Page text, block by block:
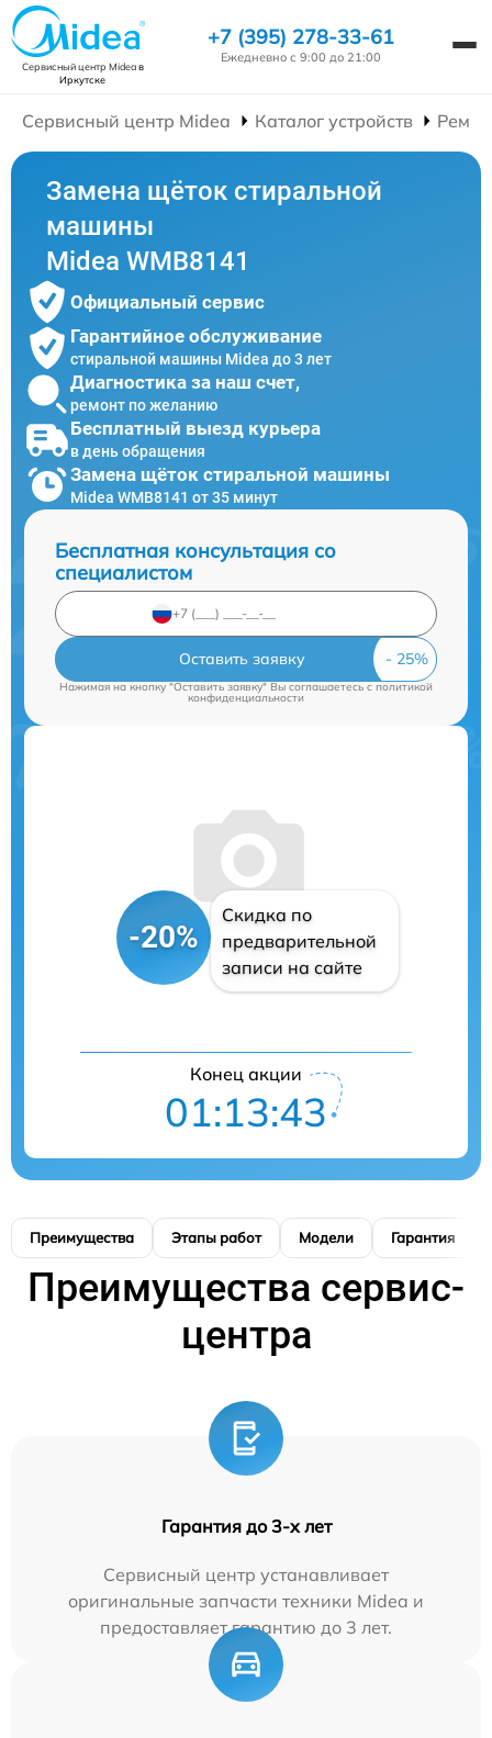
Сервисный центр Mideaв
Иркутске
+7 (395) 278-33-61
Ежедневно с 9:00 до 21:00
Сервисный центр Midea Каталог устройств
Замена щёток стиральной
машины
Midea WMB8141
Официальный сервис
Гарантийное обслуживание
стиральной машины Midea до 3 лет
Диагностика за наш счет,
ремонт по желанию
Бесплатный выезд курьера
в день обращения
Замена щёток стиральной машины
Midea WMB8141 от 35 минут
Бесплатная консультация со
специалистом
Оставить заявку
Нажимая на кнопку "Оставить заявку" Вы соглашаетесь cполитикой
конфиденциальности
-20%
Скидка по
предварительной
записи на сайте
Конец акции
01:13:42
Преимущества Этапы работ Модели Гарантия
Преимущества сервис-
центра
Гарантия до 3-х лет
Сервисный центр устанавливает
оригинальные запчасти техники Midea и
предоставляет гарантию до 3 лет.